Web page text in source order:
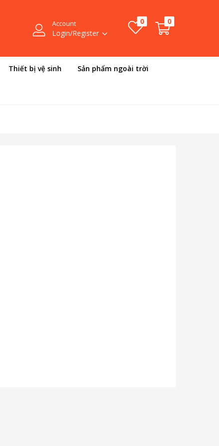
Account
Login/Register
0 0
Thiết bị vệ sinh Sản phẩm ngoài trời